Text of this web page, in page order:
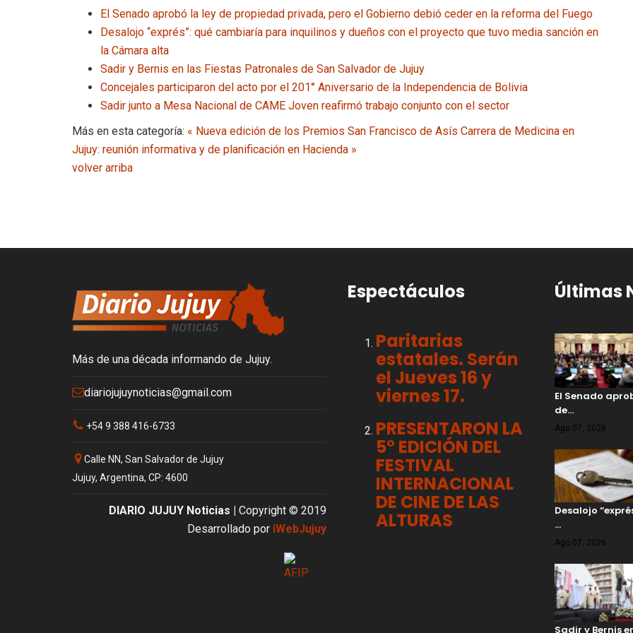
El Senado aprobó la ley de propiedad privada, pero el Gobierno debió ceder en la reforma del Fuego
Desalojo “exprés”: qué cambiaría para inquilinos y dueños con el proyecto que tuvo media sanción en
la Cámara alta
Sadir y Bernis en las Fiestas Patronales de San Salvador de Jujuy
Concejales participaron del acto por el 201° Aniversario de la Independencia de Bolivia
Sadir junto a Mesa Nacional de CAME Joven reafirmó trabajo conjunto con el sector
Más en esta categoría: « Nueva edición de los Premios San Francisco de Asís Carrera de Medicina en
Jujuy: reunión informativa y de planificación en Hacienda »
volver arriba
Más de una década informando de Jujuy.
diariojujuynoticias@gmail.com
+54 9 388 416-6733
Calle NN, San Salvador de Jujuy
Jujuy, Argentina, CP: 4600
DIARIO JUJUY Noticias | Copyright © 2019
Desarrollado por iWebJujuy
Espectáculos
Paritarias
estatales. Serán
el Jueves 16 y
viernes 17.
PRESENTARON LA
5° EDICIÓN DEL
FESTIVAL
INTERNACIONAL
DE CINE DE LAS
ALTURAS
Últimas
El Senado
de…
Ago 07, 2026
Desalojo
…
Ago 07, 2026
Sadir y Bernis